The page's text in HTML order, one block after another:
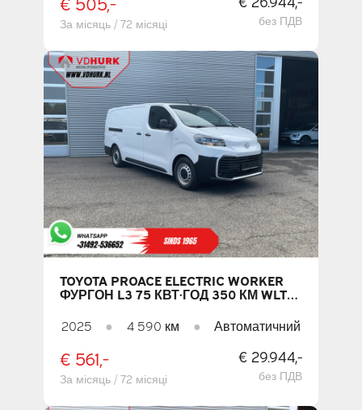
За місяць / 72 місяці без ПДВ
TOYOTA PROACE ELECTRIC WORKER
ФУРГОН L3 75 КВТ·ГОД 350 КМ WLTP
КЛІМАТ-КОНТРОЛЬ / PDC / КРУЇЗ-
КОНТРОЛЬ / DAB
2025 ● 4 590 км ● Автоматичний
€ 561,-
За місяць / 72 місяці
€ 29.944,-
без ПДВ